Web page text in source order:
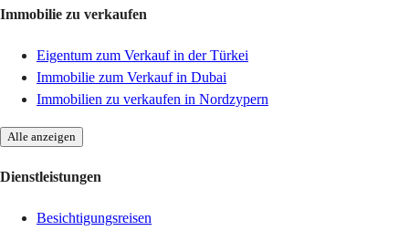
Immobilie zu verkaufen
Eigentum zum Verkauf in der Türkei
Immobilie zum Verkauf in Dubai
Immobilien zu verkaufen in Nordzypern
Alle anzeigen
Dienstleistungen
Besichtigungsreisen